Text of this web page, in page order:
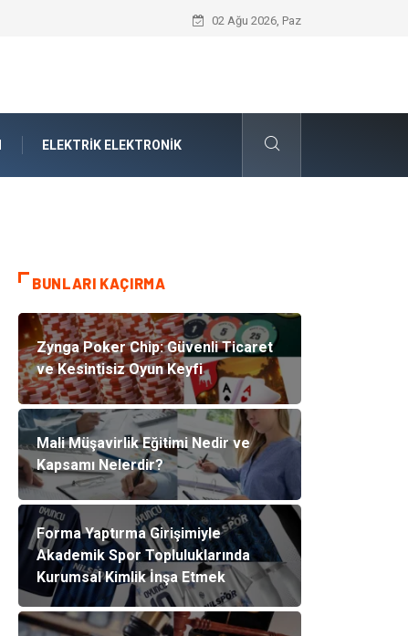
Forma Yaptırma Girişimiyle Akademik
02 Ağu 2026, Paz
ELEKTRIK ELEKTRONIK
BUNLARI KAÇIRMA
Zynga Poker Chip: Güvenli Ticaret
ve Kesintisiz Oyun Keyfi
Mali Müşavirlik Eğitimi Nedir ve
Kapsamı Nelerdir?
Forma Yaptırma Girişimiyle
Akademik Spor Topluluklarında
Kurumsal Kimlik İnşa Etmek